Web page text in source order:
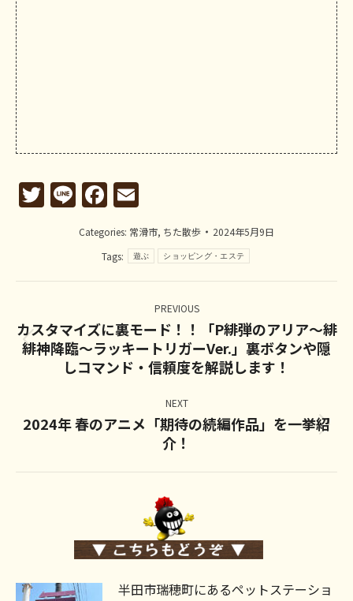
Twitter
LineFacebook
Categories: 常滑市, ちた散歩
2024年5月9日
Tags:
遊ぶ ショッピング・エステ
PREVIOUS
Previous
post:
カスタマイズに裏モード！！「P緋弾のアリア～緋
緋神降臨～ラッキートリガーVer.」裏ボタンや隠
しコマンド・信頼度を解説します！
NEXT
Next
post:
2024年 春のアニメ「期待の続編作品」を一挙紹
介！
半田市瑞穂町にあるペットステーショ